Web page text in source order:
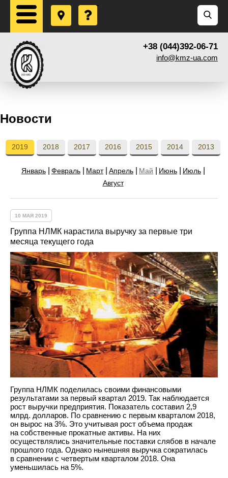
+38 (044)392-06-71
info@kmz-ua.com
Новости
2019 2018 2017 2016 2015 2014 2013
Январь Февраль Март Апрель Май Июнь
Июль
Август
10 МАЯ 2019
Группа НЛМК нарастила выручку за первые три
месяца текущего года
Группа НЛМК поделилась своими финансовыми
результатами за первый квартал 2019. Так наблюдается
рост выручки предприятия. Показатель составил 2,9
млрд. долларов. По сравнению с первым кварталом 2018,
он вырос на 3%. Это учитывая рост объема продаж
на собственные прокатные активы. На них
осуществлялись значительные поставки слябов в начале
прошлого года. Однако нынешняя выручка сократилась
в сравнении с четвертым кварталом 2018. Она
уменьшилась на 5%.